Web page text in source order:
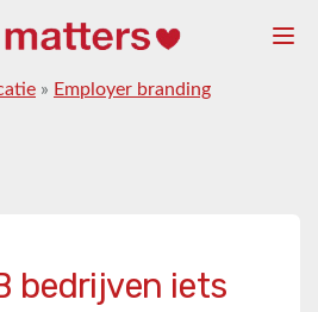
» Employer branding
bedrijven iets